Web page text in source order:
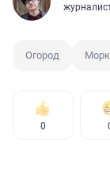
Огород
0